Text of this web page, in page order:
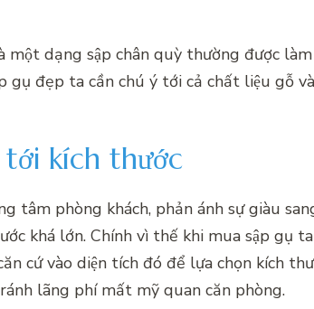
một dạng sập chân quỳ thường được
gụ đẹp ta cần chú ý tới cả chất liệu gỗ
tới kích thước
tâm phòng khách, phản ánh sự giàu
khá lớn. Chính vì thế khi mua sập gụ
cứ vào diện tích đó để lựa chọn kích
lãng phí mất mỹ quan căn phòng.